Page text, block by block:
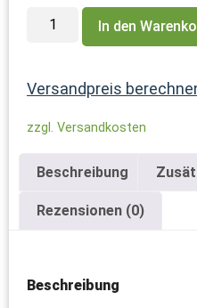
In den
Versandpreis
zzgl. Versandkosten
Beschreibung
Rezensionen (0)
Beschreibung